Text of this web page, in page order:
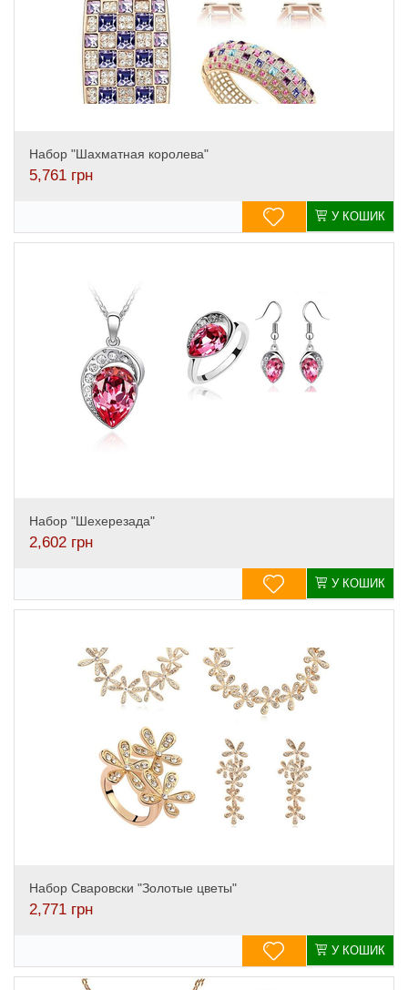
Набор "Шахматная королева"
5,761 грн
У КОШИК
Набор "Шехерезада"
2,602 грн
У КОШИК
Набор Сваровски "Золотые цветы"
2,771 грн
У КОШИК